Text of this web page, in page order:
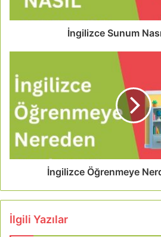
İngilizce Sunum
İngilizce Öğrenmeye
İlgili Yazılar